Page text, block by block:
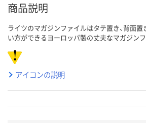
商品説明
ライツのマガジンファイルはタテ置き、背面置
い方ができるヨーロッパ製の丈夫なマガジンフ
アイコンの説明